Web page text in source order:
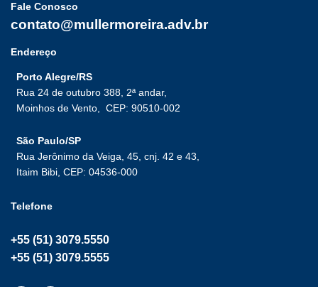
Fale Conosco
contato@mullermoreira.adv.br
Endereço
Porto Alegre/RS
Rua 24 de outubro 388, 2ª andar,
Moinhos de Vento, CEP: 90510-002
São Paulo/SP
Rua Jerônimo da Veiga, 45, cnj. 42 e 43,
Itaim Bibi, CEP: 04536-000
Telefone
+55 (51) 3079.5550
+55 (51) 3079.5555